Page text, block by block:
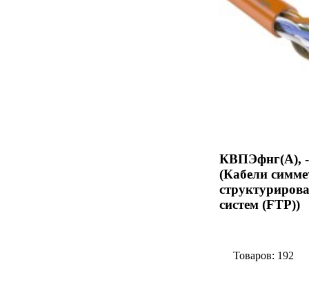
КВПЭфнг(А), -
(Кабели
систем (FTP))
Товаров: 192